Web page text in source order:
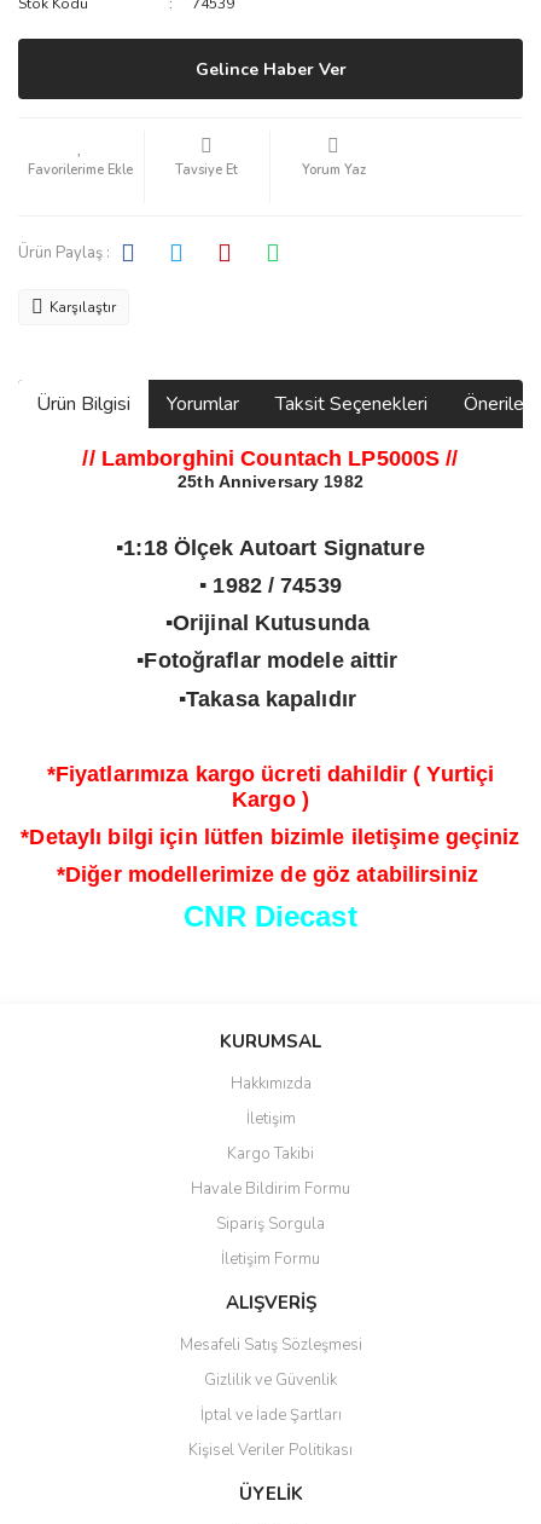
Gelince Haber Ver
Tavsiye Et Yorum Yaz
Ürün Paylaş :
Karşılaştır
Ürün Bilgisi Yorumlar Taksit Seçenekleri
// Lamborghini Countach LP5000S //
25th Anniversary 1982
▪️1:18 Ölçek Autoart Signature
▪️ 1982 / 74539
▪️Orijinal Kutusunda
▪️Fotoğraflar modele aittir
▪️Takasa kapalıdır
*Fiyatlarımıza kargo ücreti dahildir ( Yurtiçi
Kargo )
*Detaylı bilgi için lütfen bizimle iletişime geçiniz
*Diğer modellerimize de göz atabilirsiniz
CNR Diecast
Bu ürüne ilk yorumu siz yapın!
Yorum Yaz
Ürün resmi kalitesiz, bozuk veya görüntülenemiyor.
Ürün açıklamasında eksik bilgiler bulunuyor.
Ürün bilgilerinde hatalar bulunuyor.
Ürün fiyatı diğer sitelerden daha pahalı.
Bu ürüne benzer farklı alternatifler olmalı.
Gönder
KURUMSAL
Hakkımızda
İletişim
Kargo Takibi
Havale Bildirim Formu
Sipariş Sorgula
İletişim Formu
ALIŞVERİŞ
Mesafeli Satış Sözleşmesi
Gizlilik ve Güvenlik
İptal ve İade Şartları
Kişisel Veriler Politikası
ÜYELİK